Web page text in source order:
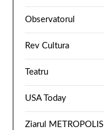
Observatorul
Rev Cultura
Teatru
USA Today
Ziarul METROPOLIS